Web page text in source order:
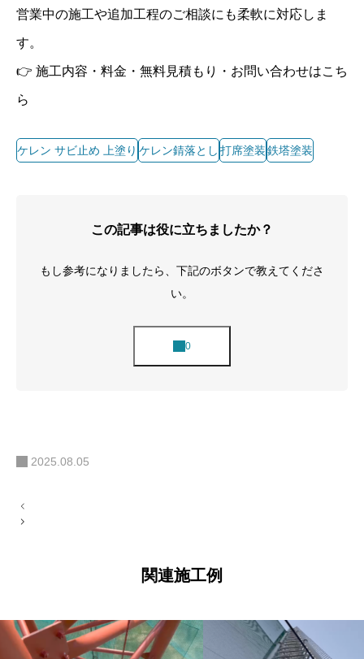
営業中の施工や追加工程のご相談にも柔軟に対応しま
す。
👉 施工内容・料金・無料見積もり・お問い合わせはこち
ら
ケレン サビ止め 上塗り ケレン錆落とし 打席塗装 鉄塔塗装
この記事は役に立ちましたか？
もし参考になりましたら、下記のボタンで教えてくださ
い。
2025.08.05
投
稿
関連施工例